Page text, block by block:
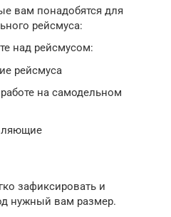
вам понадобятся для
рейсмуса:
над рейсмусом:
рейсмуса
на самодельном
зафиксировать и
нужный вам размер.